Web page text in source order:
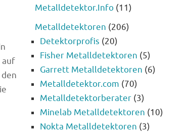
auf
Metalldetektor.Info (11)
Metalldetektoren (206)
Detektorprofis (20)
Fisher Metalldetektoren (5)
Garrett Metalldetektoren (6)
Metalldetektor.com (70)
Metalldetektorberater (3)
Minelab Metalldetektoren (10)
Nokta Metalldetektoren (3)